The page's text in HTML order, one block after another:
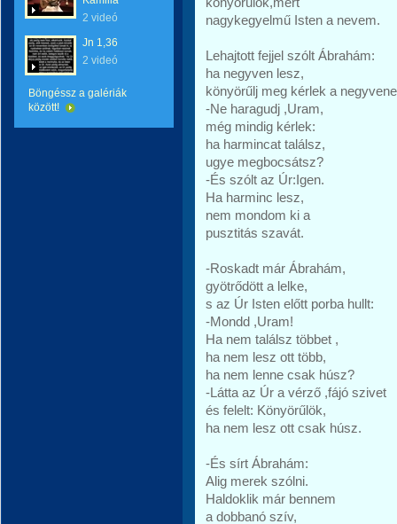
2 videó
Jn 1,36
2 videó
Böngéssz a galériák
között!
nagykegyelmű Isten a nevem.
Lehajtott fejjel szólt Ábrahám:
ha negyven lesz,
könyörűlj meg kérlek a
-Ne haragudj ,Uram,
még mindig kérlek:
ha harmincat találsz,
ugye megbocsátsz?
-És szólt az Úr:Igen.
Ha harminc lesz,
nem mondom ki a
pusztitás szavát.
-Roskadt már Ábrahám,
gyötrődött a lelke,
s az Úr Isten előtt porba hullt:
-Mondd ,Uram!
Ha nem találsz többet ,
ha nem lesz ott több,
ha nem lenne csak húsz?
-Látta az Úr a vérző ,fájó szivet
és felelt: Könyörűlök,
ha nem lesz ott csak húsz.
-És sírt Ábrahám:
Alig merek szólni.
Haldoklik már bennem
a dobbanó szív,